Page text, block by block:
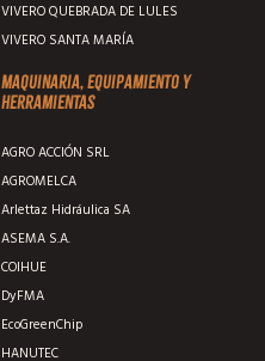
VIVERO QUEBRADA DE LULES
VIVERO SANTA MARÍA
Maquinaria, equipamiento y
herramientas
AGRO ACCIÓN SRL
AGROMELCA
Arlettaz Hidráulica SA
ASEMA S.A.
COIHUE
DyFMA
EcoGreenChip
HANUTEC